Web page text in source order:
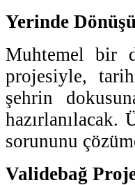
Yerinde
Muhtemel bir
projesiyle,
şehrin
sorununu
Validebağ